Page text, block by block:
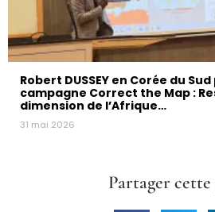
Robert DUSSEY en Corée du
campagne Correct the Map :
dimension de l’Afrique…
31 mai 2026
Partager cette